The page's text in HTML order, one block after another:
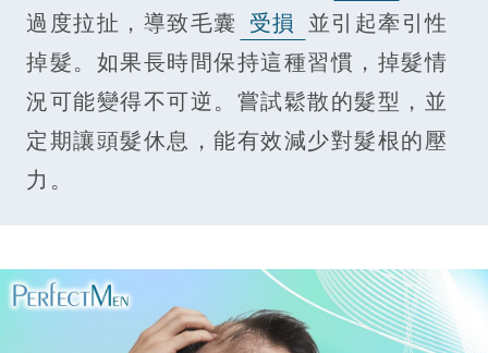
過度拉扯，導致毛囊 受損 並引起牽引性
掉髮。如果長時間保持這種習慣，掉髮情
況可能變得不可逆。嘗試鬆散的髮型，並
定期讓頭髮休息，能有效減少對髮根的壓
力。